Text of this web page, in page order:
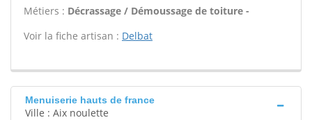
Métiers : Décrassage / Démoussage de toiture -
Voir la fiche artisan : Delbat
Menuiserie hauts de france
Ville : Aix noulette